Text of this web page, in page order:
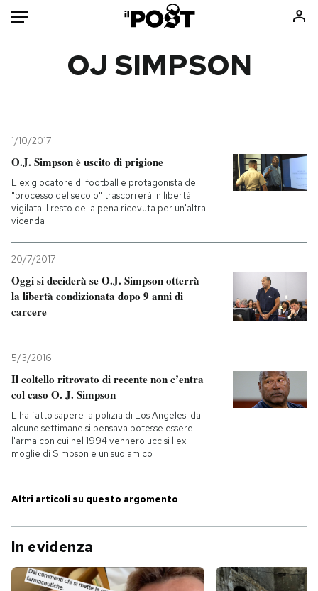
Mondo
Politica
Tecnologia
Internet
Cultura
Economia
Sport
Storie/Idee
Ok Boomer!
Europa
Mondiali calcio 2026
NEWSLETTER
I MIEI PREFERITI
SHOP
AREA PERSONALE
OJ SIMPSON
1/10/2017
O.J. Simpson è uscito di prigione
L'ex giocatore di football e protagonista del
"processo del secolo" trascorrerà in libertà
vigilata il resto della pena ricevuta per un'altra
vicenda
20/7/2017
Oggi si deciderà se O.J. Simpson otterrà
la libertà condizionata dopo 9 anni di
carcere
5/3/2016
Il coltello ritrovato di recente non c’entra
col caso O. J. Simpson
L'ha fatto sapere la polizia di Los Angeles: da
alcune settimane si pensava potesse essere
l'arma con cui nel 1994 vennero uccisi l'ex
moglie di Simpson e un suo amico
Altri articoli su questo argomento
In evidenza